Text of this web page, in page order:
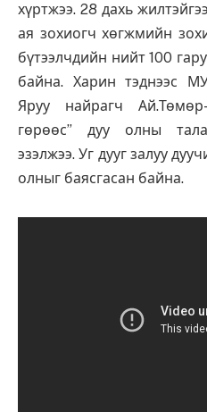
хүртжээ. 28 дахь
ая зохиогч хөгжмийн
бүтээлчдийн нийт 100
байна. Харин тэднээс
Яруу найрагч
гөрөөс” дуу олны
эзэлжээ. Уг дууг залуу
олныг баясгасан байна.